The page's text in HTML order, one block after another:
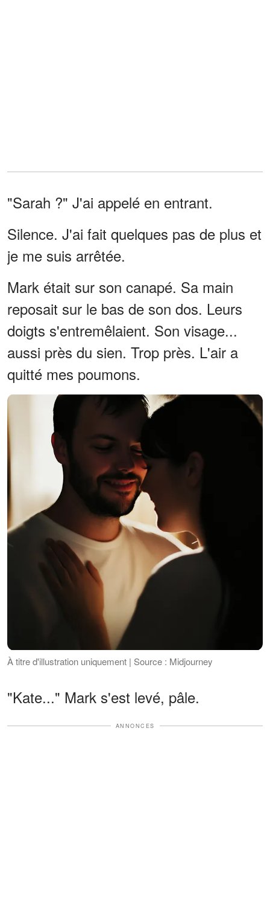
"Sarah ?" J'ai appelé en entrant.
Silence. J'ai fait quelques pas de plus et
je me suis arrêtée.
Mark était sur son canapé. Sa main
reposait sur le bas de son dos. Leurs
doigts s'entremêlaient. Son visage...
aussi près du sien. Trop près. L'air a
quitté mes poumons.
À titre d'illustration uniquement | Source : Midjourney
"Kate..." Mark s'est levé, pâle.
ANNONCES